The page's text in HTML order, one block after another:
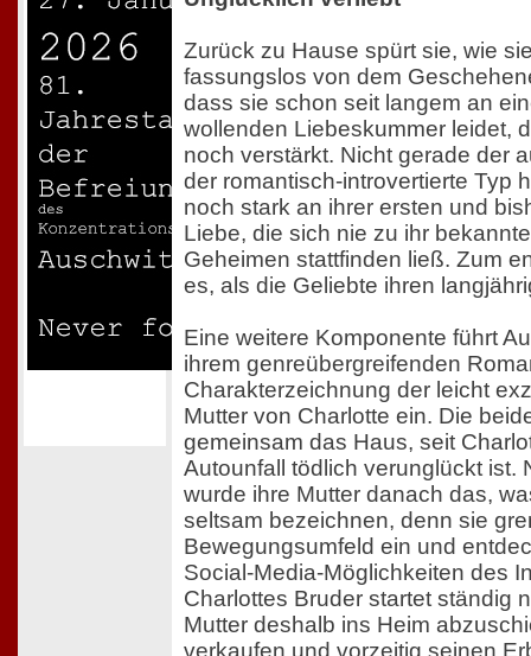
Zurück zu Hause spürt sie, wie
fassungslos von dem
dass sie schon seit langem an
wollenden Liebeskummer leidet,
noch verstärkt. Nicht gerade der
der romantisch-introvertierte Typ
noch stark an ihrer ersten und
Liebe, die sich nie zu ihr
Geheimen stattfinden ließ. Zum
es, als die Geliebte ihren
Eine weitere Komponente führt
ihrem genreübergreifenden
Charakterzeichnung der leicht
Mutter von Charlotte ein. Die
gemeinsam das Haus, seit
Autounfall tödlich verunglückt ist.
wurde ihre Mutter danach das,
seltsam bezeichnen, denn sie
Bewegungsumfeld ein und
Social-Media-Möglichkeiten des
Charlottes Bruder startet ständig
Mutter deshalb ins Heim